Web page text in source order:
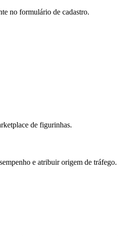
no formulário de cadastro.
de figurinhas.
e atribuir origem de tráfego.